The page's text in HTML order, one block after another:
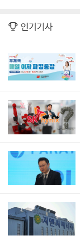
인기기사